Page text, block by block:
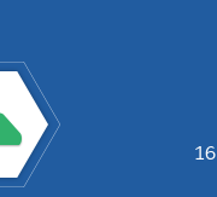
ابدأ في استخدام Haihaisoft DRM-X 4.0 لحماية ملفاتك (يدعم الآن 16